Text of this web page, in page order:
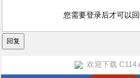
您需要登录后才可以
欢迎下载 C114